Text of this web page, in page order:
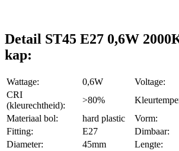
Detail ST45 E27 0,6W
kap:
Wattage: 0,6W Voltage:
CRI
(kleurechtheid):
>80%
Materiaal bol:
hard plastic Vorm:
Fitting:
E27 Dimbaar:
Diameter:
45mm Lengte: